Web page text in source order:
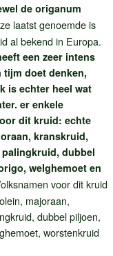
de origanum
laatst genoemde is
al bekend in Europa.
een zeer intens
tijm doet denken,
is echter heel wat
er enkele
dit kruid: echte
kranskruid,
dubbel
welghemoet en
voor dit kruid
majoraan,
dubbel piljoen,
worstenkruid